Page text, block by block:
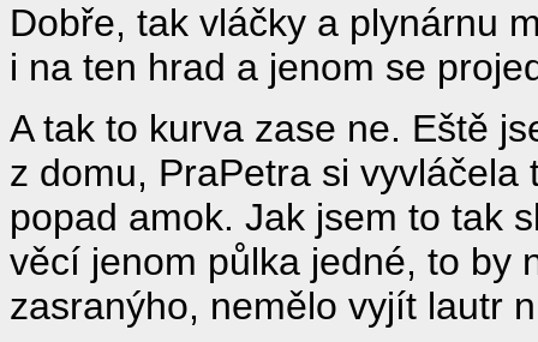
Dobře, tak vláčky a plynárnu
i na ten hrad a jenom se
A tak to kurva zase ne. Eště
z domu, PraPetra si
popad amok. Jak jsem to tak
věcí jenom půlka jedné, to by
zasranýho, nemělo vyjít lautr